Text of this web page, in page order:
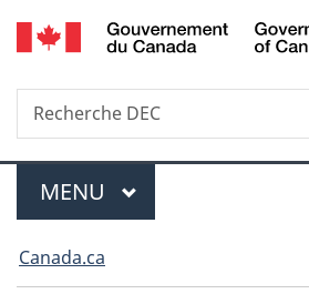
au
à
du
à
Recherche
Recherche
DEC
Menu
MENU PRINCIPAL
Vous
êtes
Canada.ca